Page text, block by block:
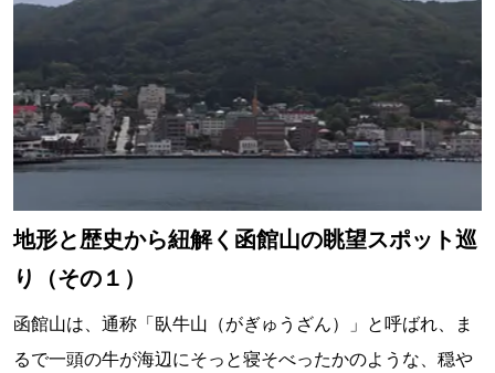
地形と歴史から紐解く函館山の眺望スポット巡
り（その１）
函館山は、通称「臥牛山（がぎゅうざん）」と呼ばれ、ま
るで一頭の牛が海辺にそっと寝そべったかのような、穏や